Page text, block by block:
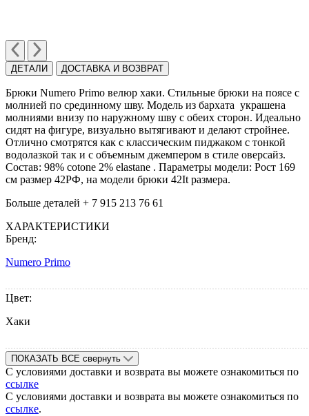
ДЕТАЛИ ДОСТАВКА И ВОЗВРАТ
Брюки Numero Primo велюр хаки. Стильные брюки на поясе с
молнией по срединному шву. Модель из бархата украшена
молниями внизу по наружному шву с обеих сторон. Идеально
сидят на фигуре, визуально вытягивают и делают стройнее.
Отлично смотрятся как с классическим пиджаком с тонкой
водолазкой так и с объемным джемпером в стиле оверсайз.
Состав: 98% cotone 2% elastane . Параметры модели: Рост 169
см размер 42РФ, на модели брюки 42It размера.
Больше деталей + 7 915 213 76 61
ХАРАКТЕРИСТИКИ
Бренд:
Numero Primo
Цвет:
Хаки
ПОКАЗАТЬ ВСЕ свернуть
С условиями доставки и возврата вы можете ознакомиться по
ссылке
С условиями доставки и возврата вы можете ознакомиться по
ссылке.